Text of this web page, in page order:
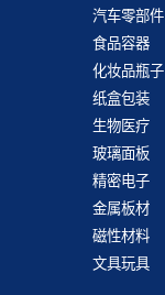
汽车零部件
食品容器
化妆品瓶子
纸盒包装
生物医疗
玻璃面板
精密电子
金属板材
磁性材料
文具玩具